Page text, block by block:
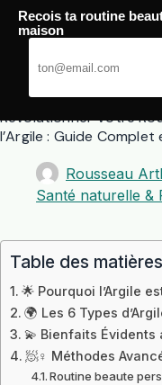
Passer
contenu
Révolutionner Votre
l’Argile : Guide Complet
Rousseau
Santé naturelle &
Table des matières
🌟 Pourquoi l’Argile
🌍 Les 6 Types
💫 Bienfaits Évidents
🧖♀️ Méthodes
Routine beaute
Recois ta routine
maison